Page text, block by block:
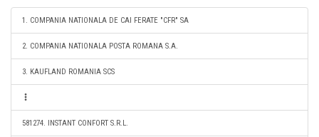
1. COMPANIA NATIONALA DE CAI FERATE "CFR" SA
2. COMPANIA NATIONALA POSTA ROMANA S.A.
3. KAUFLAND ROMANIA SCS
581274. INSTANT CONFORT S.R.L.